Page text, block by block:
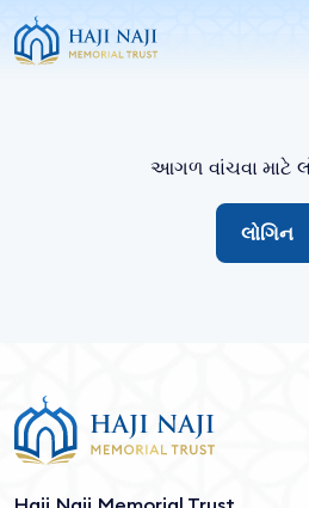
આગળ વાંચવા માટે
લોગિન